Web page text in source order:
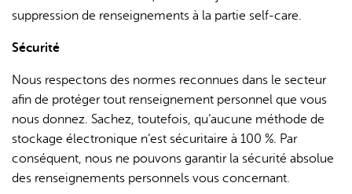
e-
suppression de renseignements à la partie self-care.
Sécurité
Nous respectons des normes reconnues dans le secteur
afin de protéger tout renseignement personnel que vous
nous donnez. Sachez, toutefois, qu’aucune méthode de
stockage électronique n’est sécuritaire à 100 %. Par
conséquent, nous ne pouvons garantir la sécurité absolue
des renseignements personnels vous concernant.